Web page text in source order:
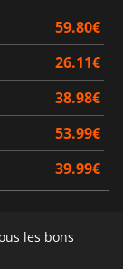
59.80€
26.11€
38.98€
53.99€
39.99€
les bons